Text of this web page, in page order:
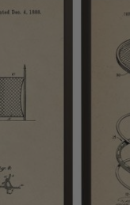
Pop-Art-Porträt – KI